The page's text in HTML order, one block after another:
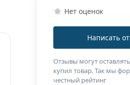
Нет оценок
Написать
Отзывы могут
купил товар. Так мы
честный рейтинг